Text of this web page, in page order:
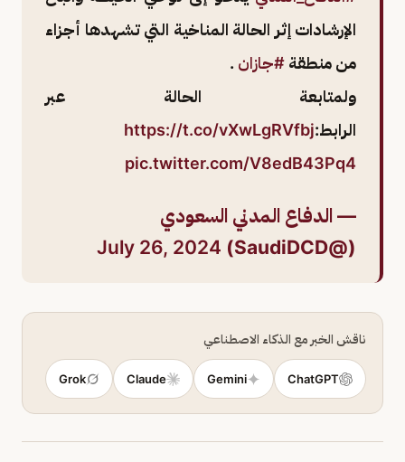
الإرشادات إثر الحالة المناخية التي تشهدها أجزاء
من منطقة #جازان .
ولمتابعة الحالة عبر
الرابط:https://t.co/vXwLgRVfbj
pic.twitter.com/V8edB43Pq4
— الدفاع المدني السعودي
(@SaudiDCD)
July 26, 2024
ناقش الخبر مع الذكاء الاصطناعي
ChatGPT
Gemini
Claude
Grok